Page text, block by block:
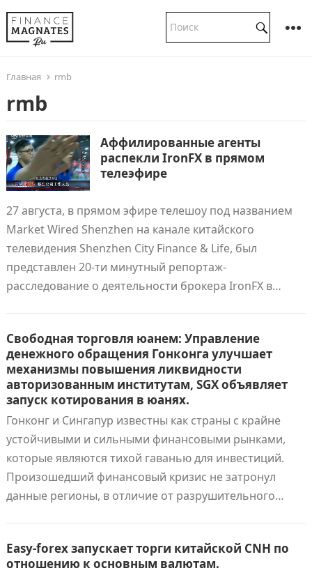
Главная rmb
rmb
Аффилированные агенты
распекли IronFX в прямом
телеэфире
27 августа, в прямом эфире телешоу под названием
Market Wired Shenzhen на канале китайского
телевидения Shenzhen City Finance & Life, был
представлен 20-ти минутный репортаж-
расследование о деятельности брокера IronFX в…
Свободная торговля юанем: Управление
денежного обращения Гонконга улучшает
механизмы повышения ликвидности
авторизованным институтам, SGX объявляет
запуск котирования в юанях.
Гонконг и Сингапур известны как страны с крайне
устойчивыми и сильными финансовыми рынками,
которые являются тихой гаванью для инвестиций.
Произошедший финансовый кризис не затронул
данные регионы, в отличие от разрушительного…
Easy-forex запускает торги китайской CNH по
отношению к основным валютам.